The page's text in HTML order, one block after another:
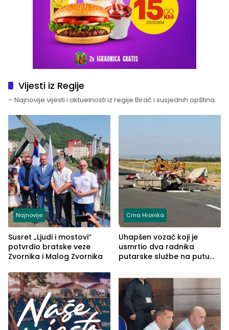
Vijesti iz Regije
– Najnovije vijesti i aktuelnosti iz regije Birač i susjednih opština.
Najnovije
Susret „Ljudi i mostovi“
potvrdio bratske veze
Zvornika i Malog Zvornika
Crna Hronika
Uhapšen vozač koji je
usmrtio dva radnika
putarske službe na putu
(FOTO)